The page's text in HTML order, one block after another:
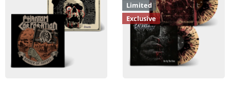
Limited
Exclusive